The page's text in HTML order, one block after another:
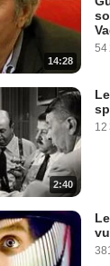
14:28
54
2:40
12